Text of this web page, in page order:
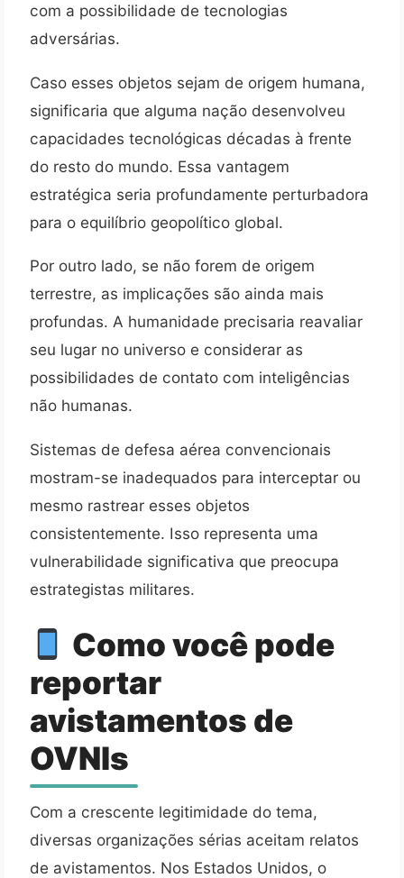
com a possibilidade de tecnologias
adversárias.
Caso esses objetos sejam de origem humana,
significaria que alguma nação desenvolveu
capacidades tecnológicas décadas à frente
do resto do mundo. Essa vantagem
estratégica seria profundamente perturbadora
para o equilíbrio geopolítico global.
Por outro lado, se não forem de origem
terrestre, as implicações são ainda mais
profundas. A humanidade precisaria reavaliar
seu lugar no universo e considerar as
possibilidades de contato com inteligências
não humanas.
Sistemas de defesa aérea convencionais
mostram-se inadequados para interceptar ou
mesmo rastrear esses objetos
consistentemente. Isso representa uma
vulnerabilidade significativa que preocupa
estrategistas militares.
Como você pode
reportar
avistamentos de
OVNIs
Com a crescente legitimidade do tema,
diversas organizações sérias aceitam relatos
de avistamentos. Nos Estados Unidos, o